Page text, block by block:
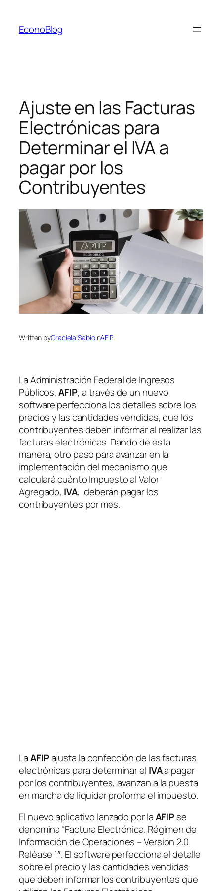
contenido
EconoBlog
Ajuste en las Facturas
Electrónicas para
Determinar el IVA a
pagar por los
Contribuyentes
Written byGraciela SabioinAFIP
La Administración Federal de Ingresos
Públicos,AFIP, a través de un nuevo
software perfecciona los detalles sobre los
precios y las cantidades vendidas, que los
contribuyentes deben informar al realizar las
facturas electrónicas. Dando de esta
manera, otro paso para avanzar en la
implementación del mecanismo que
calculará cuánto Impuesto al Valor
Agregado, IVA, deberán pagar los
contribuyentes por mes.
LaAFIPajusta la confección de las facturas
electrónicas para determinar el IVAa pagar
por los contribuyentes, avanzan a la puesta
en marcha de liquidar proforma el impuesto.
El nuevo aplicativo lanzado por laAFIPse
denomina “Factura Electrónica. Régimen de
Información de Operaciones – Versión 2.0
Reléase 1″. El software perfecciona el detalle
sobre el precio y las cantidades vendidas
que deben informar los contribuyentes que